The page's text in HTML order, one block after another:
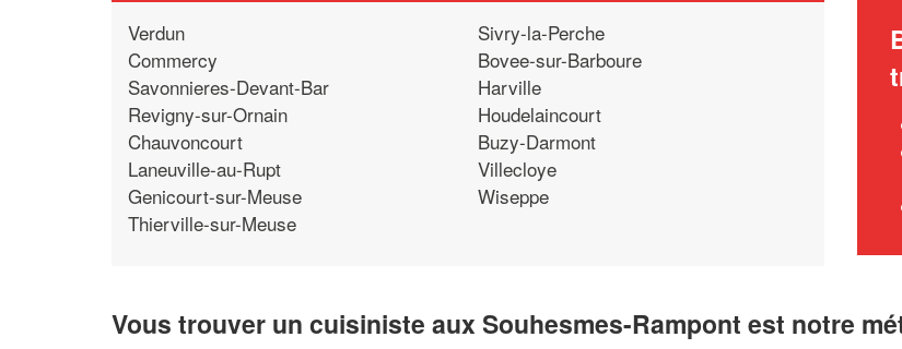
Verdun
Commercy
Savonnieres-Devant-Bar
Revigny-sur-Ornain
Chauvoncourt
Laneuville-au-Rupt
Genicourt-sur-Meuse
Thierville-sur-Meuse
Sivry-la-Perche
Bovee-sur-Barboure
Harville
Houdelaincourt
Buzy-Darmont
Villecloye
Wiseppe
Vous trouver un cuisiniste aux Souhesmes-Rampont est notre